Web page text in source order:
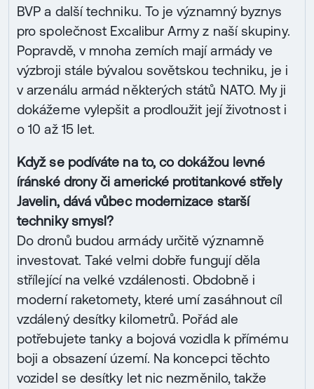
BVP a další techniku. To je významný byznys
pro společnost Excalibur Army z naší skupiny.
Popravdě, v mnoha zemích mají armády ve
výzbroji stále bývalou sovětskou techniku, je i
v arzenálu armád některých států NATO. My ji
dokážeme vylepšit a prodloužit její životnost i
o 10 až 15 let.
Když se podíváte na to, co dokážou levné
íránské drony či americké protitankové střely
Javelin, dává vůbec modernizace starší
techniky smysl?
Do dronů budou armády určitě významně
investovat. Také velmi dobře fungují děla
střílející na velké vzdálenosti. Obdobně i
moderní raketomety, které umí zasáhnout cíl
vzdálený desítky kilometrů. Pořád ale
potřebujete tanky a bojová vozidla k přímému
boji a obsazení území. Na koncepci těchto
vozidel se desítky let nic nezměnilo, takže